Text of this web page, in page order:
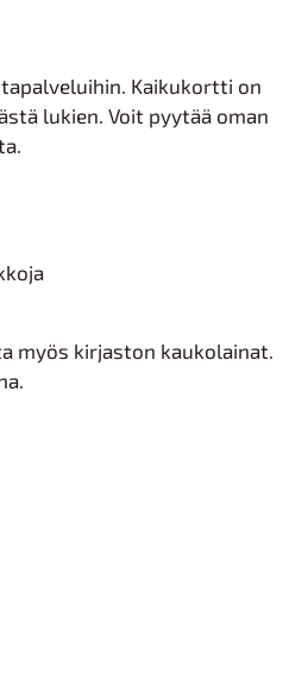
Kaikukortti on
lukien. Voit pyytää oman
myös kirjaston kaukolainat.